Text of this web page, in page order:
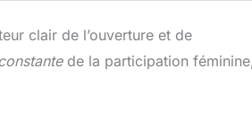
clair de l’ouverture et de
de la participation